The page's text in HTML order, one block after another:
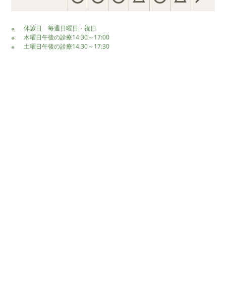
休診日 毎週日曜日・祝日
木曜日午後の診療14:30～17:00
土曜日午後の診療14:30～17:30